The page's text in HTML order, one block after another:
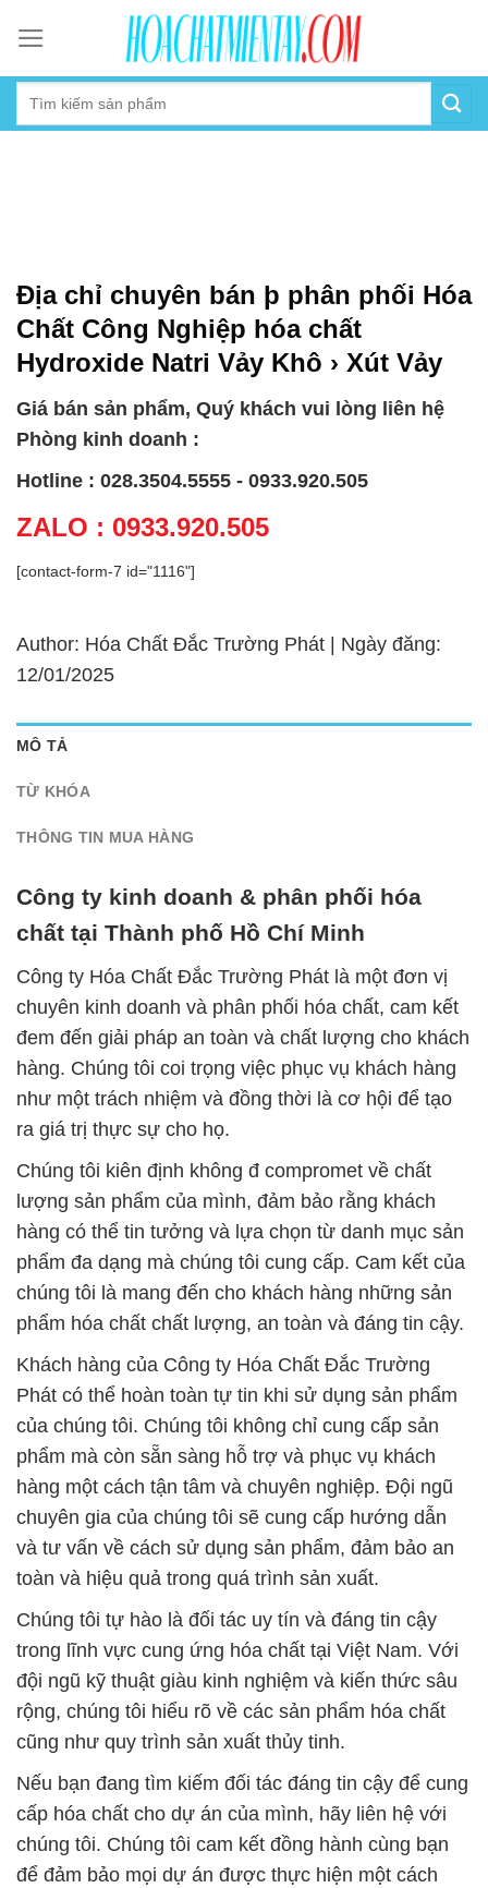
content
Địa chỉ chuyên bán þ phân phối Hóa
Chất Công Nghiệp hóa chất
Hydroxide Natri Vảy Khô › Xút Vảy
Giá bán sản phẩm, Quý khách vui lòng liên hệ
Phòng kinh doanh :
Hotline : 028.3504.5555 - 0933.920.505
ZALO : 0933.920.505
[contact-form-7 id="1116"]
Author: Hóa Chất Đắc Trường Phát | Ngày đăng:
12/01/2025
MÔ TẢ
TỪ KHÓA
THÔNG TIN MUA HÀNG
Công ty kinh doanh & phân phối hóa
chất tại Thành phố Hồ Chí Minh
Công ty Hóa Chất Đắc Trường Phát là một đơn vị
chuyên kinh doanh và phân phối hóa chất, cam kết
đem đến giải pháp an toàn và chất lượng cho khách
hàng. Chúng tôi coi trọng việc phục vụ khách hàng
như một trách nhiệm và đồng thời là cơ hội để tạo
ra giá trị thực sự cho họ.
Chúng tôi kiên định không đ compromet về chất
lượng sản phẩm của mình, đảm bảo rằng khách
hàng có thể tin tưởng và lựa chọn từ danh mục sản
phẩm đa dạng mà chúng tôi cung cấp. Cam kết của
chúng tôi là mang đến cho khách hàng những sản
phẩm hóa chất chất lượng, an toàn và đáng tin cậy.
Khách hàng của Công ty Hóa Chất Đắc Trường
Phát có thể hoàn toàn tự tin khi sử dụng sản phẩm
của chúng tôi. Chúng tôi không chỉ cung cấp sản
phẩm mà còn sẵn sàng hỗ trợ và phục vụ khách
hàng một cách tận tâm và chuyên nghiệp. Đội ngũ
chuyên gia của chúng tôi sẽ cung cấp hướng dẫn
và tư vấn về cách sử dụng sản phẩm, đảm bảo an
toàn và hiệu quả trong quá trình sản xuất.
Chúng tôi tự hào là đối tác uy tín và đáng tin cậy
trong lĩnh vực cung ứng hóa chất tại Việt Nam. Với
đội ngũ kỹ thuật giàu kinh nghiệm và kiến thức sâu
rộng, chúng tôi hiểu rõ về các sản phẩm hóa chất
cũng như quy trình sản xuất thủy tinh.
Nếu bạn đang tìm kiếm đối tác đáng tin cậy để cung
cấp hóa chất cho dự án của mình, hãy liên hệ với
chúng tôi. Chúng tôi cam kết đồng hành cùng bạn
để đảm bảo mọi dự án được thực hiện một cách